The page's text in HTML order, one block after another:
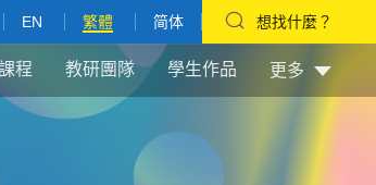
EN 繁體 简体 想找什麼？
程 教研團隊 學生作品 更多